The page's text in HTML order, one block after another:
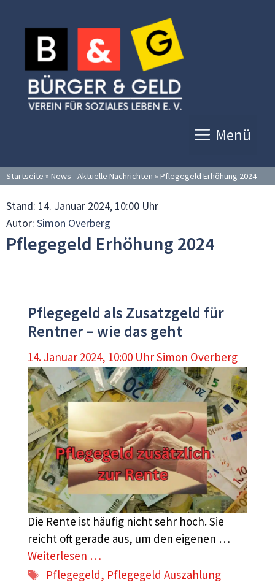
Inhalt
springen
Menü
Startseite » News - Aktuelle Nachrichten » Pflegegeld Erhöhung 2024
Stand: 14. Januar 2024, 10:00 Uhr
Autor: Simon Overberg
Pflegegeld Erhöhung 2024
Pflegegeld als Zusatzgeld für
Rentner – wie das geht
14. Januar 2024, 10:00 UhrSimon Overberg
Die Rente ist häufig nicht sehr hoch. Sie
reicht oft gerade aus, um den eigenen …
Weiterlesen …
Schlagwörter
Pflegegeld, Pflegegeld Auszahlung